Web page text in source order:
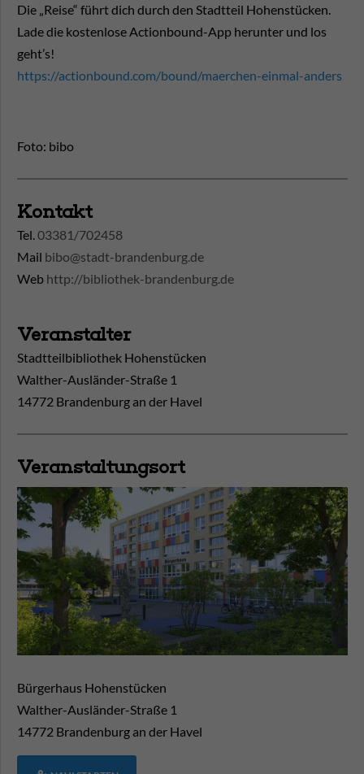
Die „Reise“ führt dich durch den Stadtteil Hohenstücken.
Lade die kostenlose Actionbound-App herunter und los
geht’s!
https://actionbound.com/bound/maerchen-einmal-anders
Foto: bibo
Kontakt
Tel. 03381/702458
Mail bibo@stadt-brandenburg.de
Web http://bibliothek-brandenburg.de
Veranstalter
Stadtteilbibliothek Hohenstücken
Walther-Ausländer-Straße 1
14772 Brandenburg an der Havel
Veranstaltungsort
Bürgerhaus Hohenstücken
Walther-Ausländer-Straße 1
14772 Brandenburg an der Havel